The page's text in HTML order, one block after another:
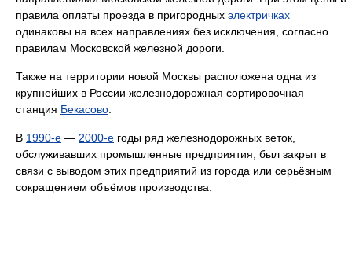
правила оплаты проезда в пригородных электричках
одинаковы на всех направлениях без исключения, согласно
правилам Московской железной дороги.
Также на территории новой Москвы расположена одна из
крупнейших в России железнодорожная сортировочная
станция Бекасово
В 1990-е — 2000-е годы ряд железнодорожных веток,
обслуживавших промышленные предприятия, был закрыт в
связи с выводом этих предприятий из города или серьёзным
сокращением объёмов производства.